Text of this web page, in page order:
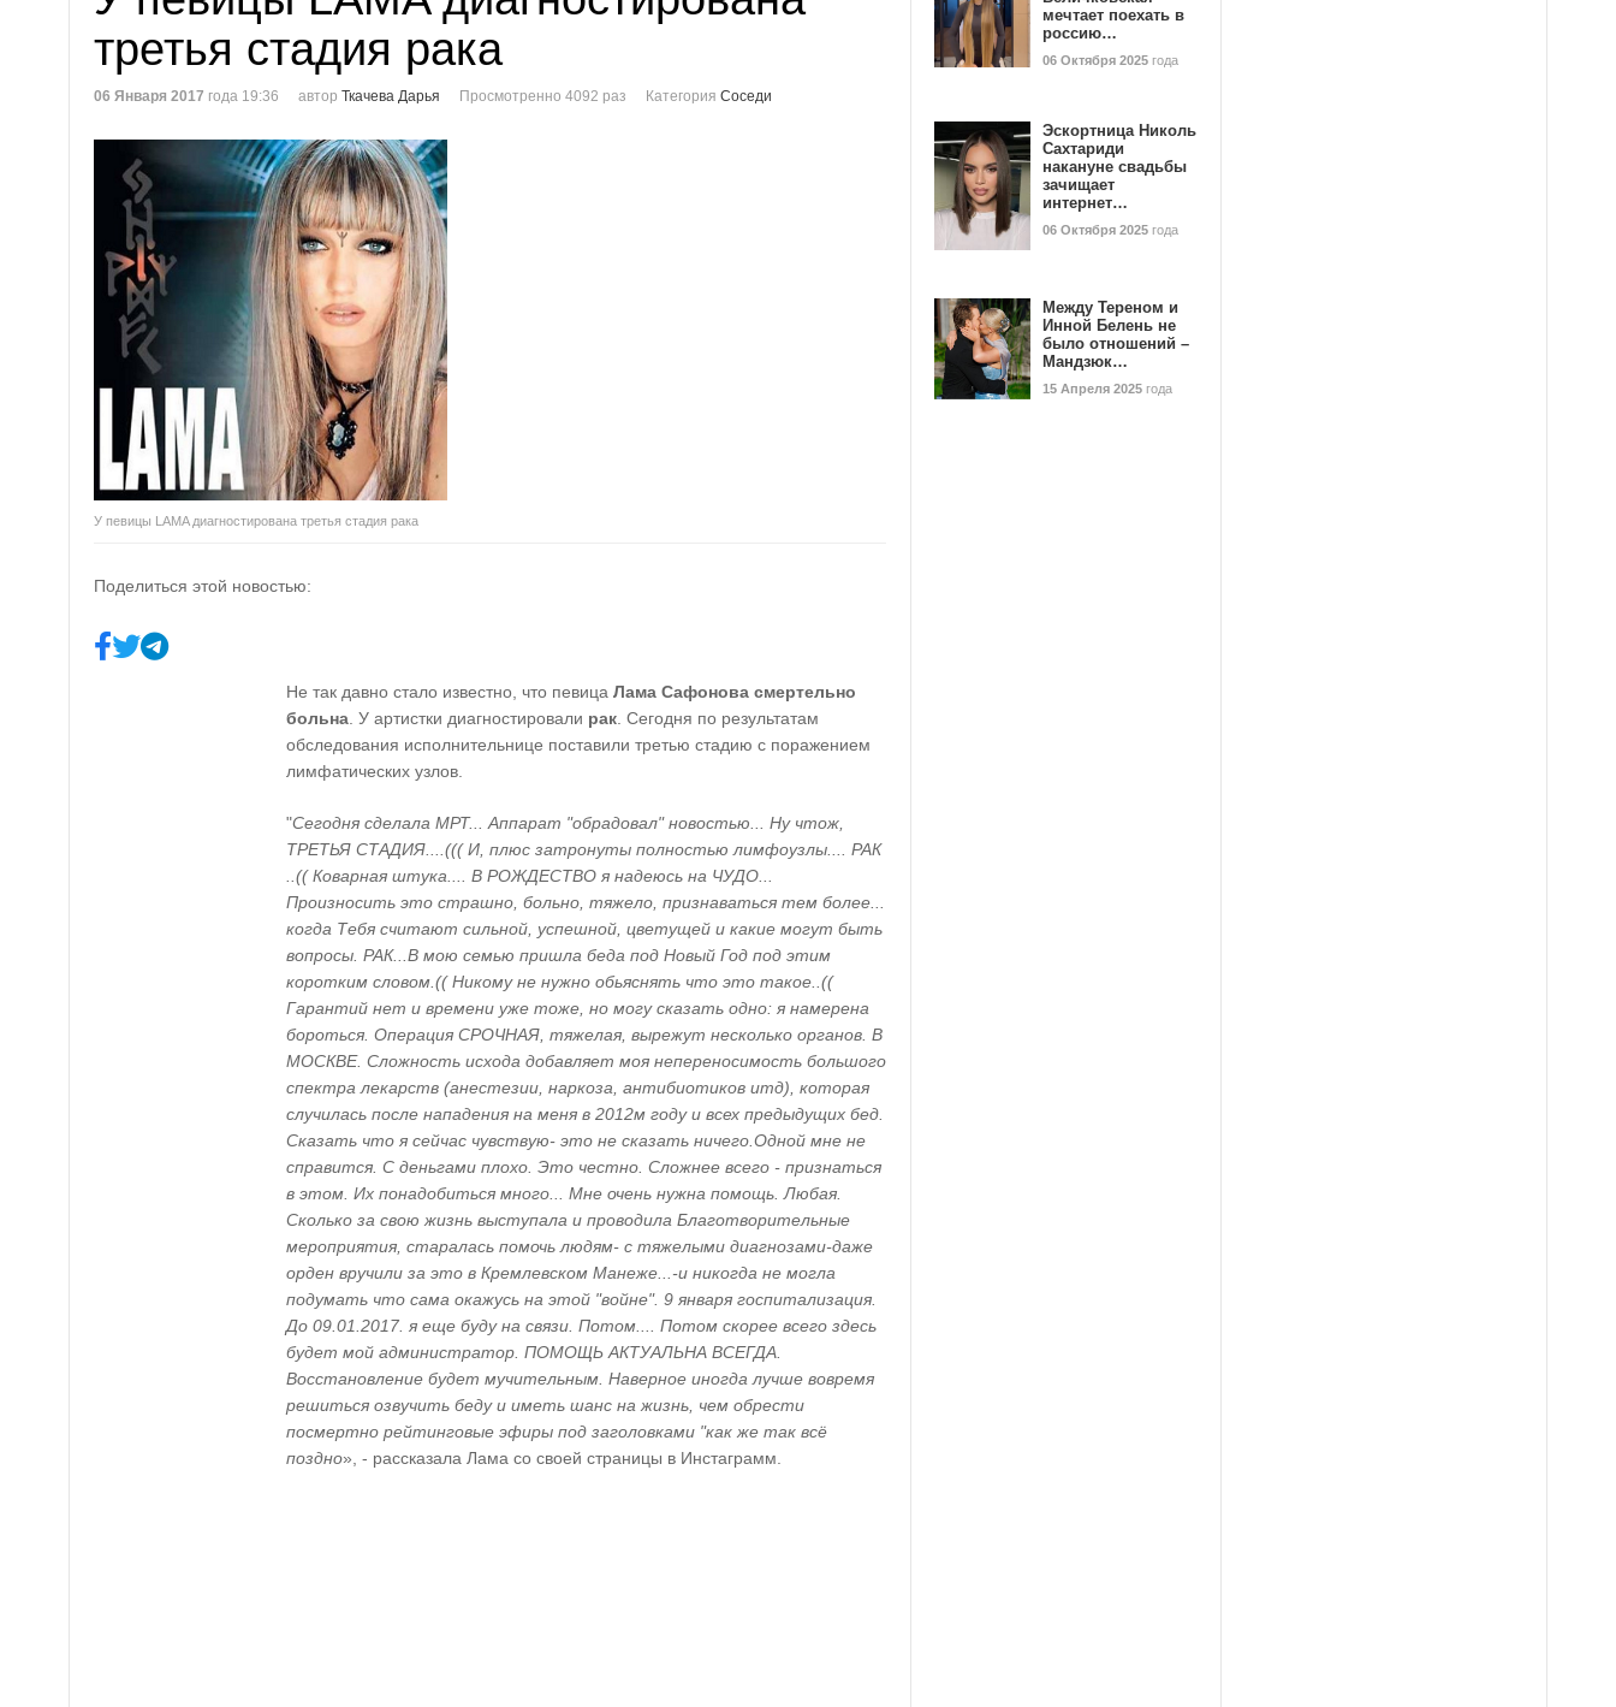
третья стадия рака
06 Января 2017 года 19:36 автор Ткачева Дарья Просмотренно 4092 раз Категория Соседи
У певицы LAMA диагностирована третья стадия рака
Поделиться этой новостью:
Не так давно стало известно, что певица Лама Сафонова смертельно
больна . У артистки диагностировали рак . Сегодня по результатам
обследования исполнительнице поставили третью стадию с поражением
лимфатических узлов.
"Сегодня сделала МРТ... Аппарат "обрадовал" новостью... Ну чтож,
ТРЕТЬЯ СТАДИЯ....((( И, плюс затронуты полностью лимфоузлы.... РАК
..(( Коварная штука.... В РОЖДЕСТВО я надеюсь на ЧУДО...
Произносить это страшно, больно, тяжело, признаваться тем более...
когда Тебя считают сильной, успешной, цветущей и какие могут быть
вопросы. РАК...В мою семью пришла беда под Новый Год под этим
коротким словом.(( Никому не нужно обьяснять что это такое..((
Гарантий нет и времени уже тоже, но могу сказать одно: я намерена
бороться. Операция СРОЧНАЯ, тяжелая, вырежут несколько органов. В
МОСКВЕ. Сложность исхода добавляет моя непереносимость большого
спектра лекарств (анестезии, наркоза, антибиотиков итд), которая
случилась после нападения на меня в 2012м году и всех предыдущих бед.
Сказать что я сейчас чувствую- это не сказать ничего.Одной мне не
справится. С деньгами плохо. Это честно. Сложнее всего - признаться
в этом. Их понадобиться много... Мне очень нужна помощь. Любая.
Сколько за свою жизнь выступала и проводила Благотворительные
мероприятия, старалась помочь людям- с тяжелыми диагнозами-даже
орден вручили за это в Кремлевском Манеже...-и никогда не могла
подумать что сама окажусь на этой "войне". 9 января госпитализация.
До 09.01.2017. я еще буду на связи. Потом.... Потом скорее всего здесь
будет мой администратор. ПОМОЩЬ АКТУАЛЬНА ВСЕГДА.
Восстановление будет мучительным. Наверное иногда лучше вовремя
решиться озвучить беду и иметь шанс на жизнь, чем обрести
посмертно рейтинговые эфиры под заголовками "как же так всё
поздно», - рассказала Лама со своей страницы в Инстаграмм.
мечтает поехать в
россию…
06 Октября 2025 года
Эскортница Николь
Сахтариди
накануне свадьбы
зачищает
интернет…
06 Октября 2025 года
Между Тереном и
Инной Белень не
было отношений –
Мандзюк…
15 Апреля 2025 года